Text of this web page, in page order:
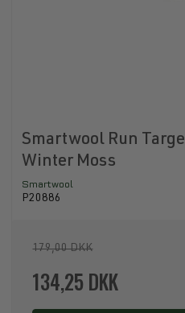
Smartwool Run
Winter Moss
Smartwool
P20886
179,00 DKK
134,25 DKK